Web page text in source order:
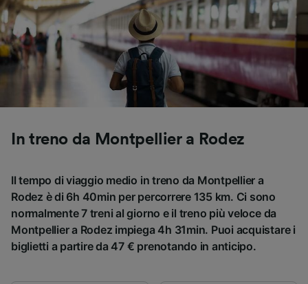
In treno da Montpellier a Rodez
Il tempo di viaggio medio in treno da Montpellier a
Rodez è di 6h 40min per percorrere 135 km. Ci sono
normalmente 7 treni al giorno e il treno più veloce da
Montpellier a Rodez impiega 4h 31min. Puoi acquistare i
biglietti a partire da 47 € prenotando in anticipo.